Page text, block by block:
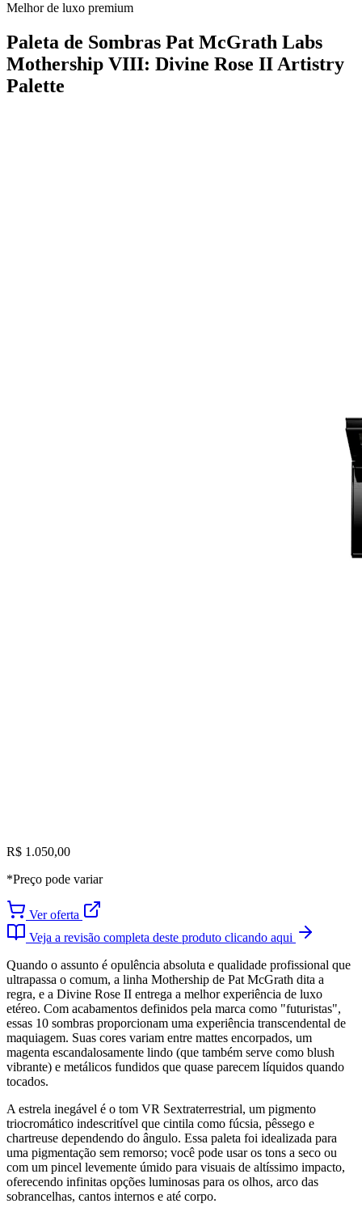
Melhor de luxo premium
Paleta de Sombras Pat McGrath Labs
Mothership VIII: Divine Rose II Artistry
Palette
R$ 1.050,00
*Preço pode variar
Ver oferta
Veja a revisão completa deste produto clicando aqui
Quando o assunto é opulência absoluta e qualidade profissional que
ultrapassa o comum, a linha Mothership de Pat McGrath dita a
regra, e a Divine Rose II entrega a melhor experiência de luxo
etéreo. Com acabamentos definidos pela marca como "futuristas",
essas 10 sombras proporcionam uma experiência transcendental de
maquiagem. Suas cores variam entre mattes encorpados, um
magenta escandalosamente lindo (que também serve como blush
vibrante) e metálicos fundidos que quase parecem líquidos quando
tocados.
A estrela inegável é o tom VR Sextraterrestrial, um pigmento
triocromático indescritível que cintila como fúcsia, pêssego e
chartreuse dependendo do ângulo. Essa paleta foi idealizada para
uma pigmentação sem remorso; você pode usar os tons a seco ou
com um pincel levemente úmido para visuais de altíssimo impacto,
oferecendo infinitas opções luminosas para os olhos, arco das
sobrancelhas, cantos internos e até corpo.